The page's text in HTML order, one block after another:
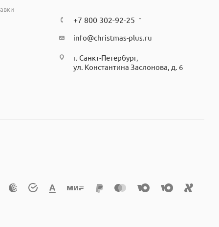
+7 800 302-92-25
info@christmas-plus.ru
г. Санкт-Петербург,
ул. Константина Заслонова, д. 6